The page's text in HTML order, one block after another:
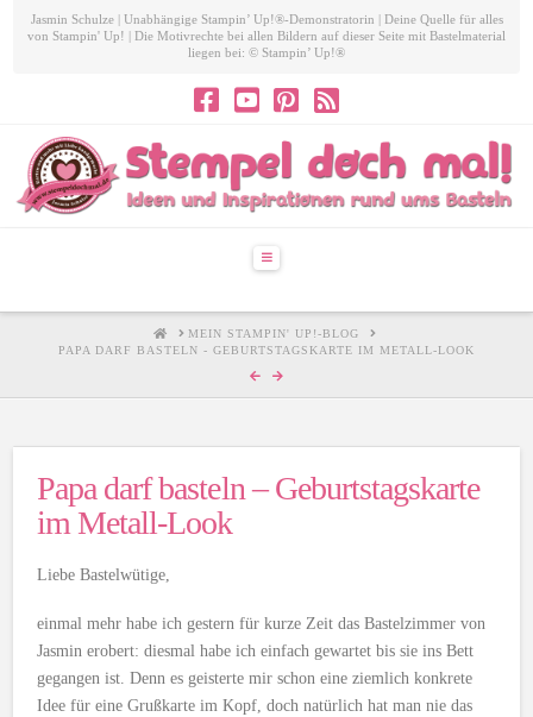
Jasmin Schulze | Unabhängige Stampin’ Up!®-Demonstratorin | Deine Quelle für alles
von Stampin' Up! | Die Motivrechte bei allen Bildern auf dieser Seite mit Bastelmaterial
liegen bei: © Stampin’ Up!®
Navigation
HOMEMEIN STAMPIN' UP!-BLOG
PAPA DARF BASTELN - GEBURTSTAGSKARTE IM METALL-LOOK
Papa darf basteln – Geburtstagskarte
im Metall-Look
Liebe Bastelwütige,
einmal mehr habe ich gestern für kurze Zeit das Bastelzimmer von
Jasmin erobert: diesmal habe ich einfach gewartet bis sie ins Bett
gegangen ist. Denn es geisterte mir schon eine ziemlich konkrete
Idee für eine Grußkarte im Kopf, doch natürlich hat man nie das